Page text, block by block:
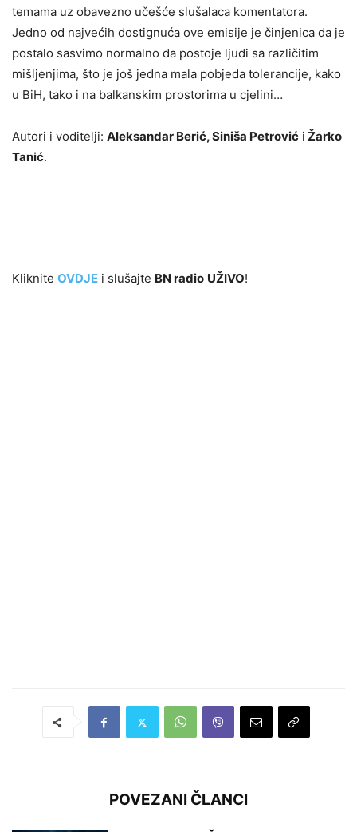
temama uz obavezno učešće slušalaca komentatora.
Jedno od najvećih dostignuća ove emisije je činjenica da je
postalo sasvimo normalno da postoje ljudi sa različitim
mišljenjima, što je još jedna mala pobjeda tolerancije, kako
u BiH, tako i na balkanskim prostorima u cjelini…
Autori i voditelji: Aleksandar Berić, Siniša Petrović i Žarko
Tanić.
Kliknite OVDJE i slušajte BN radio UŽIVO!
POVEZANI ČLANCI